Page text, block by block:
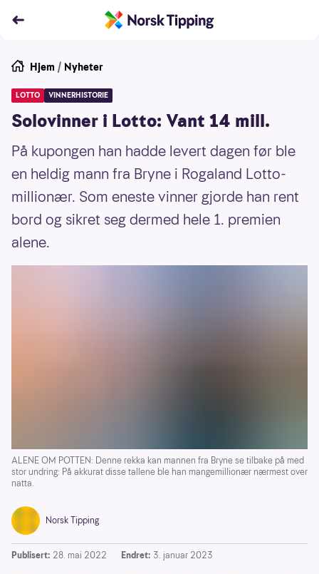
Hjem / Nyheter
LOTTO VINNERHISTORIE
Solovinner i Lotto: Vant 14 mill.
På kupongen han hadde levert dagen før ble
en heldig mann fra Bryne i Rogaland Lotto-
millionær. Som eneste vinner gjorde han rent
bord og sikret seg dermed hele 1. premien
alene.
ALENE OM POTTEN: Denne rekka kan mannen fra Bryne se tilbake på med
stor undring: På akkurat disse tallene ble han mangemillionær nærmest over
natta.
Norsk Tipping
Publisert: 28. mai 2022 Endret: 3. januar 2023